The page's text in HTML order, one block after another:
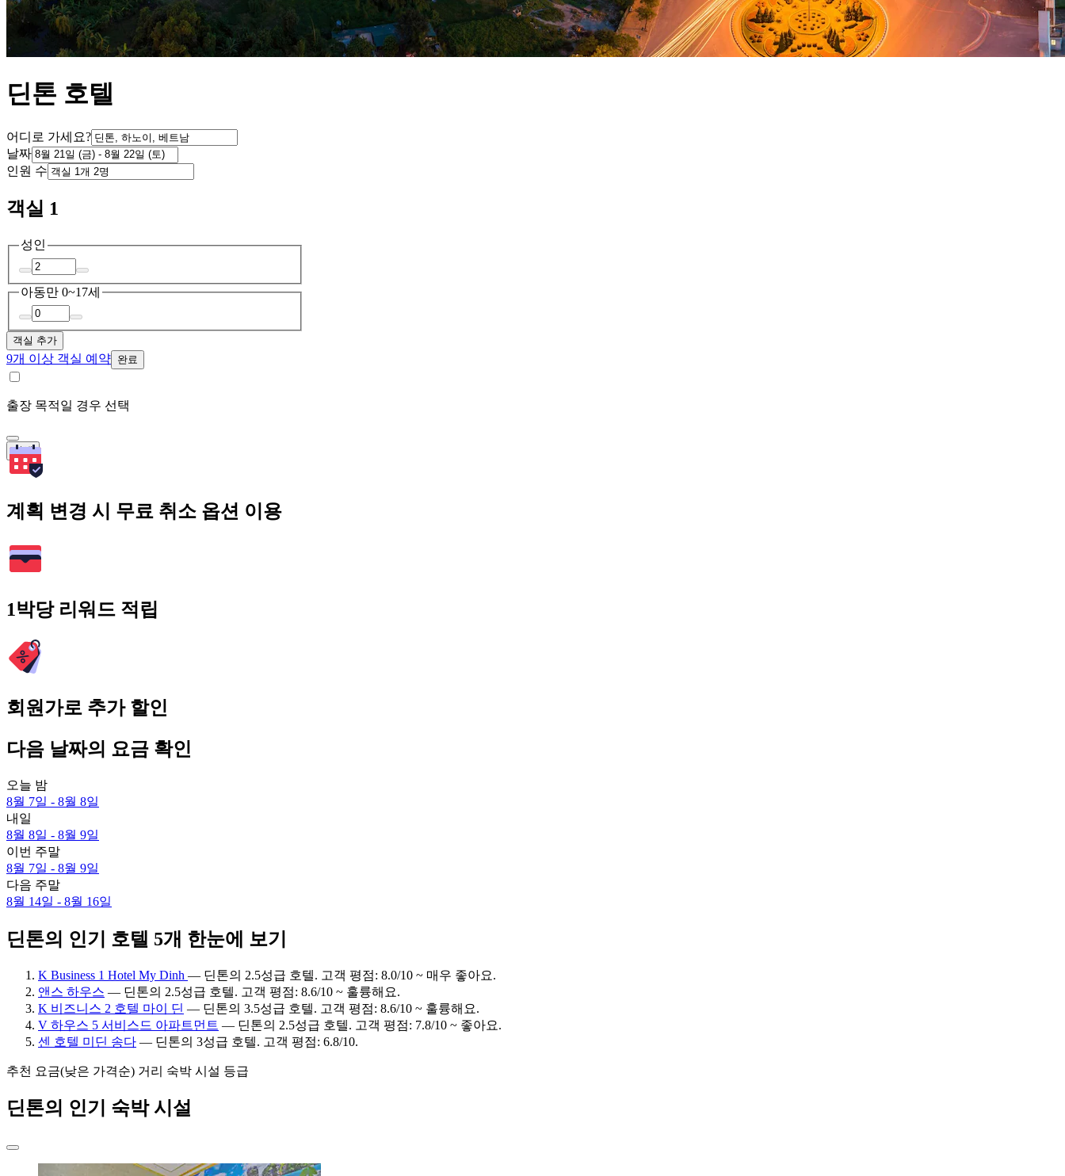
딘톤 호텔
어디로 가세요?
날짜
인원 수
객실 1
성인
아동만 0~17세
객실 추가
9개 이상 객실 예약 완료
출장 목적일 경우 선택
검색
계획 변경 시 무료 취소 옵션 이용
1박당 리워드 적립
회원가로 추가 할인
다음 날짜의 요금 확인
오늘 밤
8월 7일 - 8월 8일
내일
8월 8일 - 8월 9일
이번 주말
8월 7일 - 8월 9일
다음 주말
8월 14일 - 8월 16일
딘톤의 인기 호텔 5개 한눈에 보기
K Business 1 Hotel My Dinh — 딘톤의 2.5성급 호텔. 고객 평점: 8.0/10 ~ 매우 좋아요.
앤스 하우스 — 딘톤의 2.5성급 호텔. 고객 평점: 8.6/10 ~ 훌륭해요.
K 비즈니스 2 호텔 마이 딘 — 딘톤의 3.5성급 호텔. 고객 평점: 8.6/10 ~ 훌륭해요.
V 하우스 5 서비스드 아파트먼트 — 딘톤의 2.5성급 호텔. 고객 평점: 7.8/10 ~ 좋아요.
센 호텔 미딘 송다 — 딘톤의 3성급 호텔. 고객 평점: 6.8/10.
추천 요금(낮은 가격순) 거리 숙박 시설 등급
딘톤의 인기 숙박 시설